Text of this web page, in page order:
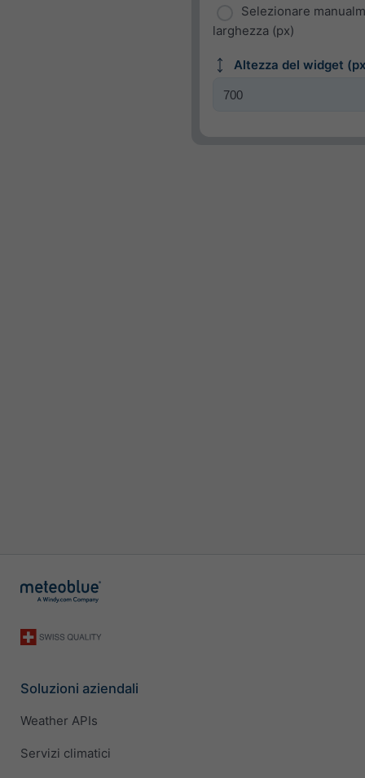
Selezionare
larghezza (px)
Altezza del widget
Soluzioni aziendali
Weather APIs
Servizi climatici